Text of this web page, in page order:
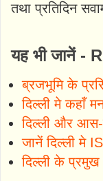
तथा प्रतिदिन
यह भी जानें -
ब्रजभूमि के
दिल्ली मे कहाँ
दिल्ली और आस-
जानें दिल्ली मे
दिल्ली के प्रमुख